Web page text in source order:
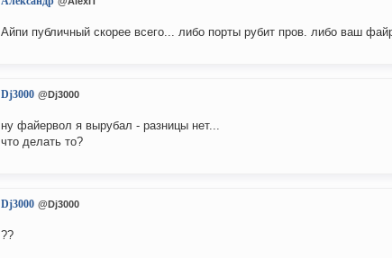
Айпи публичный скорее всего... либо порты рубит пров. либо ваш
Dj3000 @Dj3000
ну файервол я вырубал - разницы нет...
что делать то?
Dj3000 @Dj3000
??